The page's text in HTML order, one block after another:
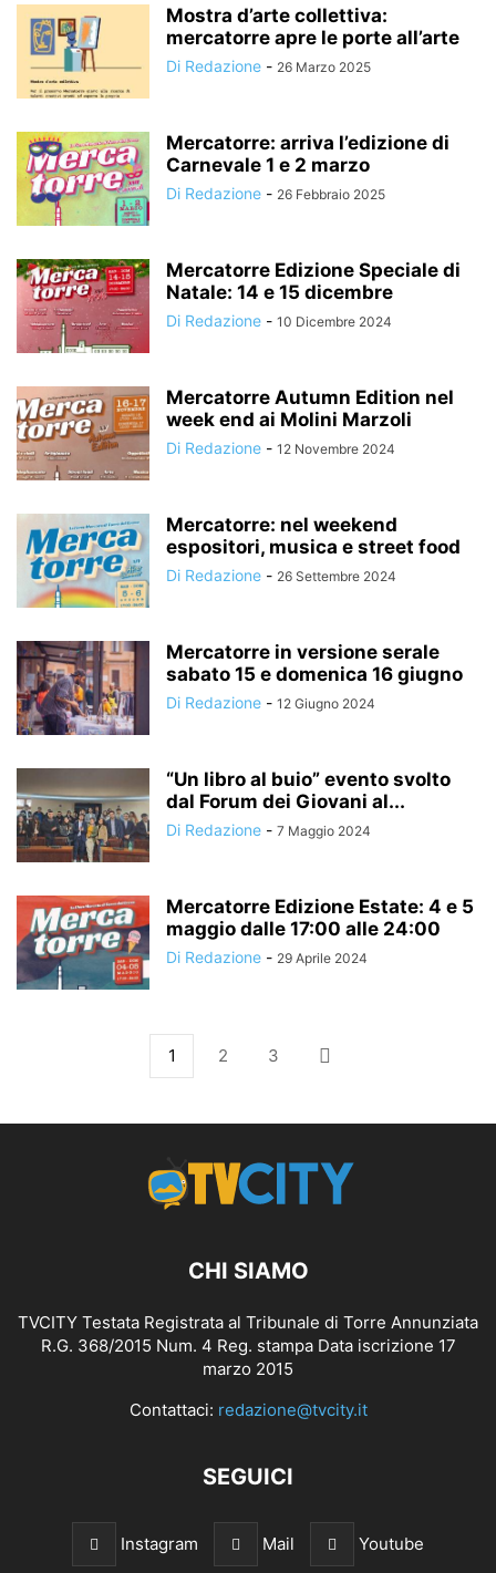
Mostra d’arte collettiva:
mercatorre apre le porte all’arte
Di Redazione - 26 Marzo 2025
Mercatorre: arriva l’edizione di
Carnevale 1 e 2 marzo
Di Redazione - 26 Febbraio 2025
Mercatorre Edizione Speciale di
Natale: 14 e 15 dicembre
Di Redazione - 10 Dicembre 2024
Mercatorre Autumn Edition nel
week end ai Molini Marzoli
Di Redazione - 12 Novembre 2024
Mercatorre: nel weekend
espositori, musica e street food
Di Redazione - 26 Settembre 2024
Mercatorre in versione serale
sabato 15 e domenica 16 giugno
Di Redazione - 12 Giugno 2024
“Un libro al buio” evento svolto
dal Forum dei Giovani al...
Di Redazione - 7 Maggio 2024
Mercatorre Edizione Estate: 4 e 5
maggio dalle 17:00 alle 24:00
Di Redazione - 29 Aprile 2024
1 2 3
CHI SIAMO
TVCITY Testata Registrata al Tribunale di Torre Annunziata
R.G. 368/2015 Num. 4 Reg. stampa Data iscrizione 17
marzo 2015
Contattaci: redazione@tvcity.it
SEGUICI
Instagram Mail Youtube